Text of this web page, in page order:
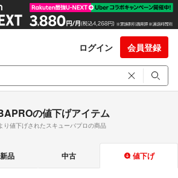
ログイン 会員登録
の値下げアイテム
り値下げされたスキューバプロの商品
新品 中古 値下げ